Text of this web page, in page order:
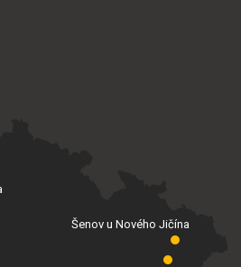
Šenov u Nového Jičína